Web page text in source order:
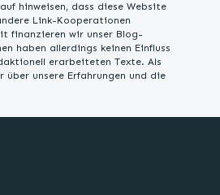
hinweisen, dass diese Website
Link-Kooperationen
finanzieren wir unser Blog-
haben allerdings keinen Einfluss
erarbeiteten Texte. Als
über unsere Erfahrungen und die